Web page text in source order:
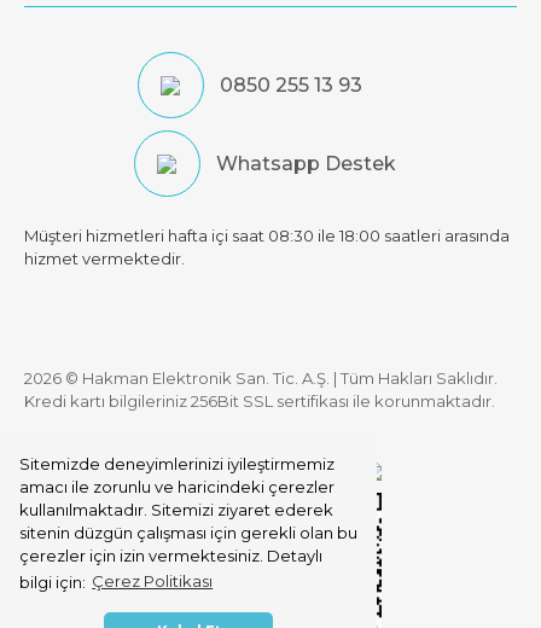
Sitemizde deneyimlerinizi iyileştirmemiz
amacı ile zorunlu ve haricindeki çerezler
kullanılmaktadır. Sitemizi ziyaret ederek
sitenin düzgün çalışması için gerekli olan bu
çerezler için izin vermektesiniz. Detaylı
bilgi için: Çerez Politikası
0850 255 13 93
Whatsapp Destek
Müşteri hizmetleri hafta içi saat 08:30 ile 18:00 saatleri arasında
hizmet vermektedir.
2026 © Hakman Elektronik San. Tic. A.Ş. | Tüm Hakları Saklıdır.
Kredi kartı bilgileriniz 256Bit SSL sertifikası ile korunmaktadır.